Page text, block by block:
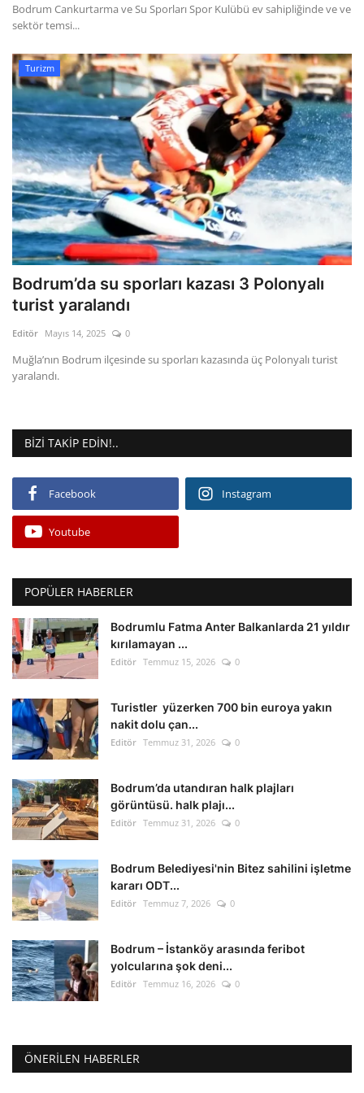
Bodrum Cankurtarma ve Su Sporları Spor Kulübü ev sahipliğinde ve ve
sektör temsi...
Turizm
Bodrum’da su sporları kazası 3 Polonyalı
turist yaralandı
Editör Mayıs 14, 2025 0
Muğla’nın Bodrum ilçesinde su sporları kazasında üç Polonyalı turist
yaralandı.
BIZI TAKIP EDIN!..
Facebook Instagram
Youtube
POPÜLER HABERLER
Bodrumlu Fatma Anter Balkanlarda 21 yıldır
kırılamayan ...
Editör Temmuz 15, 2026 0
Turistler yüzerken 700 bin euroya yakın
nakit dolu çan...
Editör Temmuz 31, 2026 0
Bodrum’da utandıran halk plajları
görüntüsü. halk plajı...
Editör Temmuz 31, 2026 0
Bodrum Belediyesi'nin Bitez sahilini işletme
kararı ODT...
Editör Temmuz 7, 2026 0
Bodrum – İstanköy arasında feribot
yolcularına şok deni...
Editör Temmuz 16, 2026 0
ÖNERILEN HABERLER